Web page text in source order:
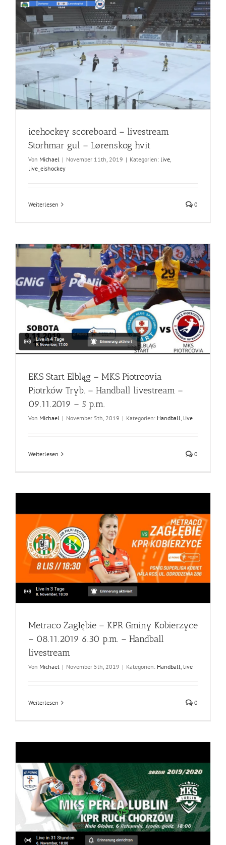
icehockey scoreboard – livestream
Storhmar gul – Lørenskog hvit
Von Michael | November 11th, 2019 | Kategorien: live
live_eishockey
Weiterlesen 0
EKS Start Elbląg – MKS Piotrcovia
Piotrków Tryb. – Handball livestream –
09.11.2019 – 5 p.m.
Von Michael | November 5th, 2019 | Kategorien: Handball live
Weiterlesen 0
Metraco Zagłębie – KPR Gminy Kobierzyce
– 08.11.2019 6.30 p.m. – Handball
livestream
Von Michael | November 5th, 2019 | Kategorien: Handball live
Weiterlesen 0